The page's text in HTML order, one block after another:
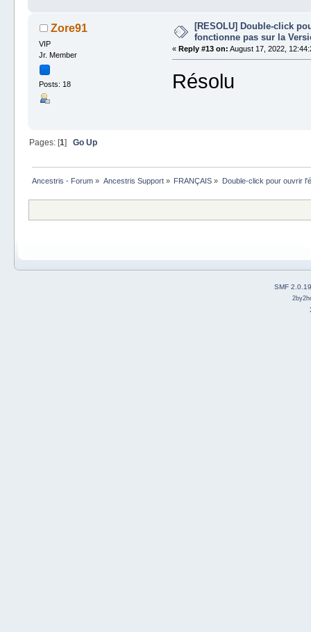
Zore91
VIP
Jr. Member
Posts: 18
[RESOLU] Double-click
fonctionne pas sur la
« Reply #13 on: August 17, 2022,
Résolu
Pages: [1] Go Up
Ancestris - Forum » Ancestris Support» FRANÇAIS » Double-click pour ouvrir
SMF 2.0.19